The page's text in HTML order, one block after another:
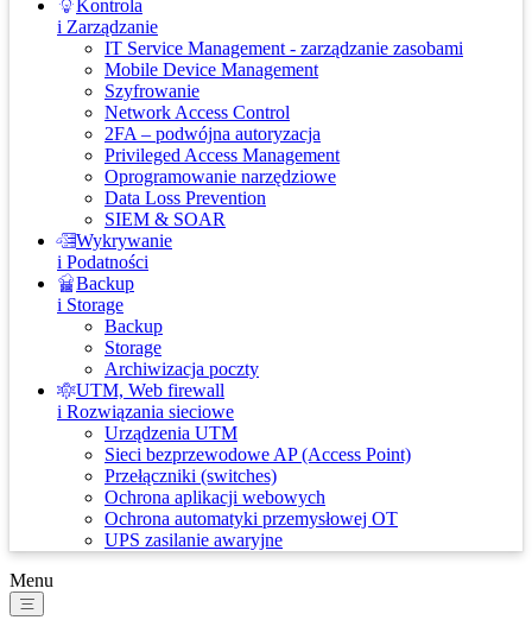
Kontrola
i Zarządzanie
IT Service Management - zarządzanie zasobami
Mobile Device Management
Szyfrowanie
Network Access Control
2FA – podwójna autoryzacja
Privileged Access Management
Oprogramowanie narzędziowe
Data Loss Prevention
SIEM & SOAR
Wykrywanie
i Podatności
Backup
i Storage
Backup
Storage
Archiwizacja poczty
UTM, Web firewall
i Rozwiązania sieciowe
Urządzenia UTM
Sieci bezprzewodowe AP (Access Point)
Przełączniki (switches)
Ochrona aplikacji webowych
Ochrona automatyki przemysłowej OT
UPS zasilanie awaryjne
Menu